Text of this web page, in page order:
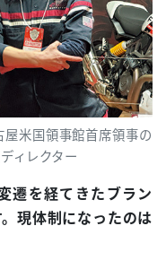
米国領事館首席領事の
ィレクター
を経てきたブラン
現体制になったのは